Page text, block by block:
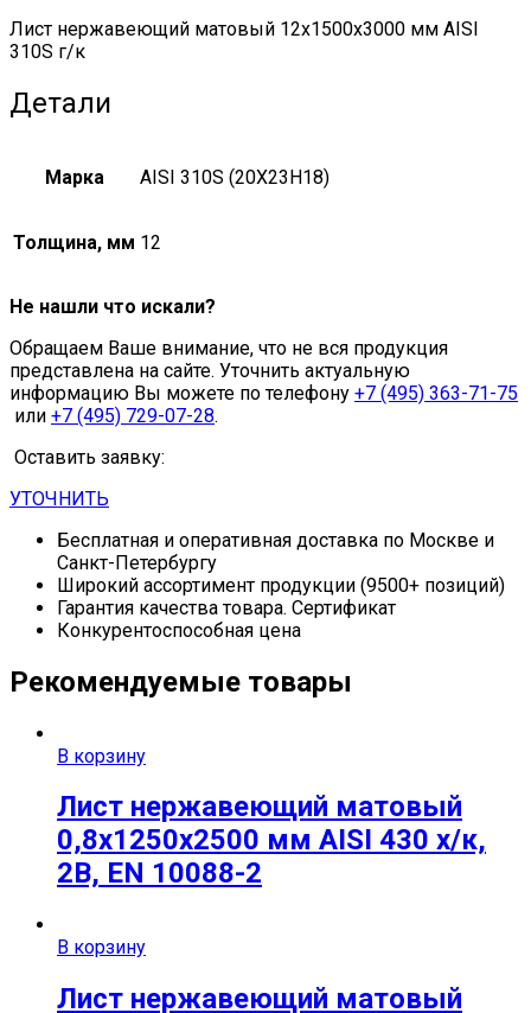
Лист нержавеющий матовый 12х1500х3000 мм AISI
310S г/к
Детали
Марка AISI 310S (20X23H18)
Толщина, мм 12
Не нашли что искали?
Обращаем Ваше внимание, что не вся продукция
представлена на сайте. Уточнить актуальную
информацию Вы можете по телефону +7 (495) 363-71-75
или +7 (495) 729-07-28.
Оставить заявку:
УТОЧНИТЬ
Бесплатная и оперативная доставка по Москве и
Санкт-Петербургу
Широкий ассортимент продукции (9500+ позиций)
Гарантия качества товара. Сертификат
Конкурентоспособная цена
Рекомендуемые товары
В корзину
Лист нержавеющий матовый
0,8х1250х2500 мм AISI 430 х/к,
2B, EN 10088-2
В корзину
Лист нержавеющий матовый